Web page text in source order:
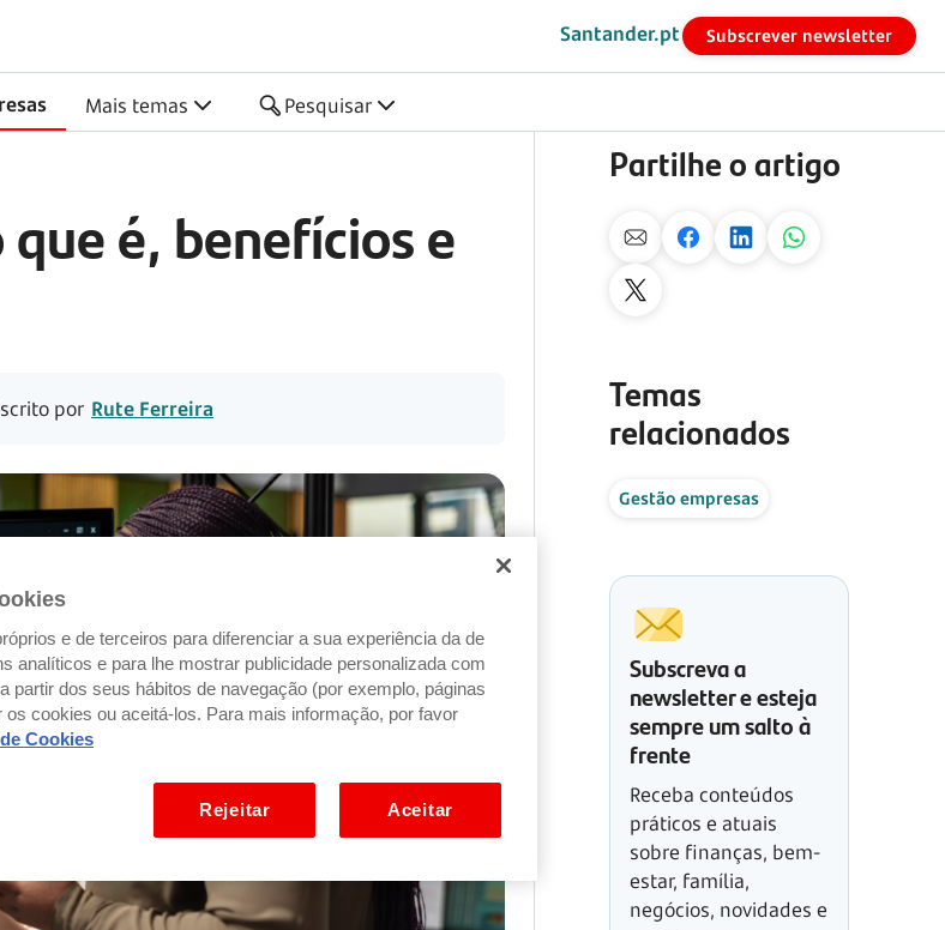
Santander.pt Subscrever newsletter
Mais temas Pesquisar
é, benefícios e
por Rute Ferreira
Partilhe o artigo
Temas
relacionados
Gestão empresas
Subscreva a
newsletter e esteja
sempre um salto à
frente
Receba conteúdos
práticos e atuais
sobre finanças, bem-
estar, família,
negócios, novidades e
e de terceiros para diferenciar a sua experiência da de
analíticos e para lhe mostrar publicidade personalizada com
partir dos seus hábitos de navegação (por exemplo, páginas
cookies ou aceitá-los. Para mais informação, por favor
Cookies
Rejeitar Aceitar